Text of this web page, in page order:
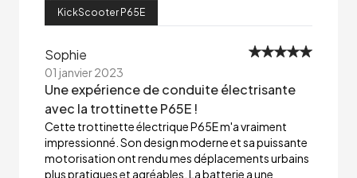
KickScooter P65E
Sophie
01 janvier 2023
Une expérience de conduite électrisante
avec la trottinette P65E !
Cette trottinette électrique P65E m'a vraiment
impressionné. Son design moderne et sa puissante
motorisation ont rendu mes déplacements urbains
plus pratiques et agréables. La batterie a une